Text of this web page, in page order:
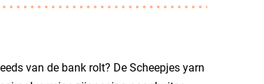
van de bank rolt? De Scheepjes yarn